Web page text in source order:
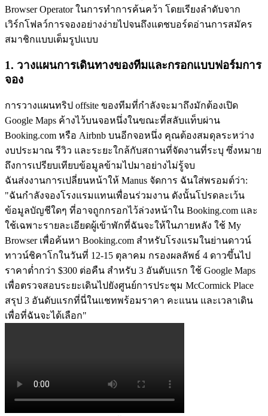
Browser Operator ในการทำการค้นคว้า โดยเรียงลำดับจาก
เวิร์กโฟลว์การจองอย่างง่ายไปจนถึงแดชบอร์ดอ่านการสมัคร
สมาชิกแบบเต็มรูปแบบ
1. วางแผนการเดินทางของทีมและกรอกแบบฟอร์มการ
จอง
การวางแผนทริป offsite ของทีมที่กำลังจะมาถึงมักต้องเปิด
Google Maps ค้างไว้บนจอหนึ่งในขณะที่สลับแท็บผ่าน
Booking.com หรือ Airbnb บนอีกจอหนึ่ง คุณต้องสมดุลระหว่าง
งบประมาณ รีวิว และระยะใกล้กับสถานที่จัดงานที่ระบุ ซึ่งหมาย
ถึงการเปรียบเทียบข้อมูลข้ามไปมาอย่างไม่รู้จบ
ฉันส่งงานการเปลี่ยนหน้าให้ Manus จัดการ ฉันใส่พรอมต์ว่า:
"ฉันกำลังจองโรงแรมแทนเพื่อนร่วมงาน ดังนั้นโปรดละเว้น
ข้อมูลบัญชีใดๆ ที่อาจถูกกรอกไว้ล่วงหน้าใน Booking.com และ
ใช้เฉพาะรายละเอียดผู้เข้าพักที่ฉันจะให้ในภายหลัง ใช้ My
Browser เพื่อค้นหา Booking.com สำหรับโรงแรมในย่านดาวน์
ทาวน์ชิคาโกในวันที่ 12-15 ตุลาคม กรองผลลัพธ์ 4 ดาวขึ้นไป
ราคาต่ำกว่า $300 ต่อคืน สำหรับ 3 อันดับแรก ใช้ Google Maps
เพื่อตรวจสอบระยะเดินไปยังศูนย์การประชุม McCormick Place
สรุป 3 อันดับแรกที่นี่ในแชทพร้อมราคา คะแนน และเวลาเดิน
เพื่อที่ฉันจะได้เลือก"